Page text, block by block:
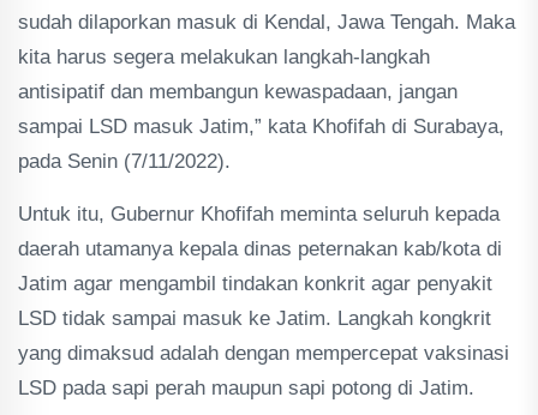
sudah dilaporkan masuk di Kendal, Jawa Tengah. Maka
kita harus segera melakukan langkah-langkah
antisipatif dan membangun kewaspadaan, jangan
sampai LSD masuk Jatim,” kata Khofifah di Surabaya,
pada Senin (7/11/2022).
Untuk itu, Gubernur Khofifah meminta seluruh kepada
daerah utamanya kepala dinas peternakan kab/kota di
Jatim agar mengambil tindakan konkrit agar penyakit
LSD tidak sampai masuk ke Jatim. Langkah kongkrit
yang dimaksud adalah dengan mempercepat vaksinasi
LSD pada sapi perah maupun sapi potong di Jatim.